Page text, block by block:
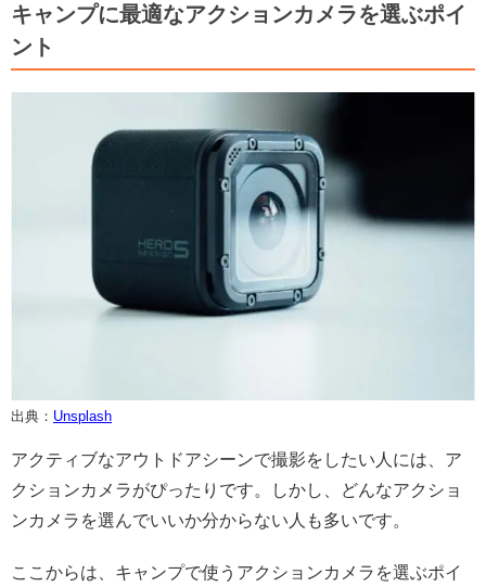
キャンプに最適なアクションカメラを選ぶポイ
ント
出典： Unsplash
アクティブなアウトドアシーンで撮影をしたい人には、ア
クションカメラがぴったりです。しかし、どんなアクショ
ンカメラを選んでいいか分からない人も多いです。
ここからは、キャンプで使うアクションカメラを選ぶポイ